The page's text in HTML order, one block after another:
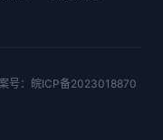
号： 皖ICP备2023018870